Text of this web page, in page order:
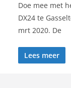
Doe mee met
DX24 te
mrt 2020. De
Lees meer